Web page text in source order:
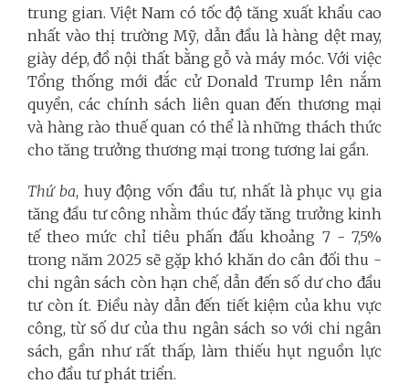
trung gian. Việt Nam có tốc độ tăng xuất khẩu cao
nhất vào thị trường Mỹ, dẫn đầu là hàng dệt may,
giày dép, đồ nội thất bằng gỗ và máy móc. Với việc
Tổng thống mới đắc cử Donald Trump lên nắm
quyền, các chính sách liên quan đến thương mại
và hàng rào thuế quan có thể là những thách thức
cho tăng trưởng thương mại trong tương lai gần.
Thứ ba, huy động vốn đầu tư, nhất là phục vụ gia
tăng đầu tư công nhằm thúc đẩy tăng trưởng kinh
tế theo mức chỉ tiêu phấn đấu khoảng 7 - 7,5%
trong năm 2025 sẽ gặp khó khăn do cân đối thu -
chi ngân sách còn hạn chế, dẫn đến số dư cho đầu
tư còn ít. Điều này dẫn đến tiết kiệm của khu vực
công, từ số dư của thu ngân sách so với chi ngân
sách, gần như rất thấp, làm thiếu hụt nguồn lực
cho đầu tư phát triển.